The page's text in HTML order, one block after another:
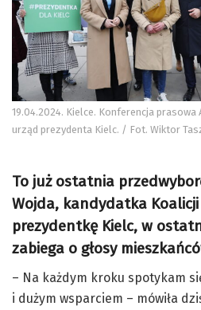
19.04.2024. Kielce. Konferencja prasowa
urząd prezydenta Kielc. / Fot. Wiktor
To już ostatnia
Wojda, kandydatka
prezydentkę Kielc, w
zabiega o głosy
– Na każdym kroku spotykam
i dużym wsparciem – mówiła